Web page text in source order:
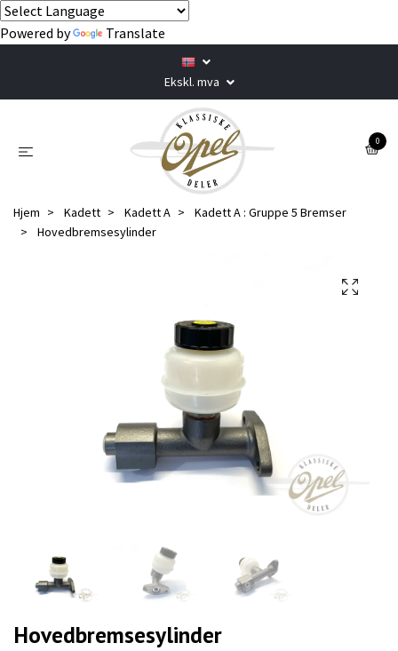
Powered by Translate
Ekskl. mva
0
Hjem Kadett Kadett A
Kadett A : Gruppe 5 Bremser
Hovedbremsesylinder
Hovedbremsesylinder